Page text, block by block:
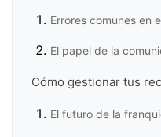
Errores comunes en
El papel de la
Cómo gestionar tus
El futuro de la